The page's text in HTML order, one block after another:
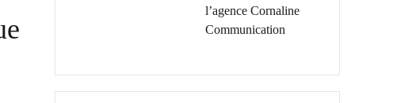
l’agence Cornaline
Communication